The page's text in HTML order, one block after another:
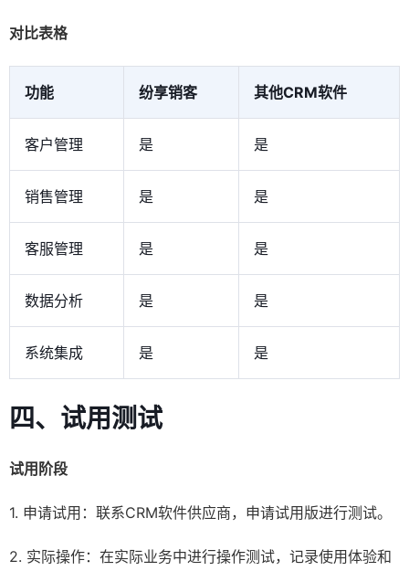
对比表格
功能 纷享销客 其他CRM软件
客户管理 是 是
销售管理 是 是
客服管理 是 是
数据分析 是 是
系统集成 是 是
四、试用测试
试用阶段
1. 申请试用：联系CRM软件供应商，申请试用版进行测试。
2. 实际操作：在实际业务中进行操作测试，记录使用体验和